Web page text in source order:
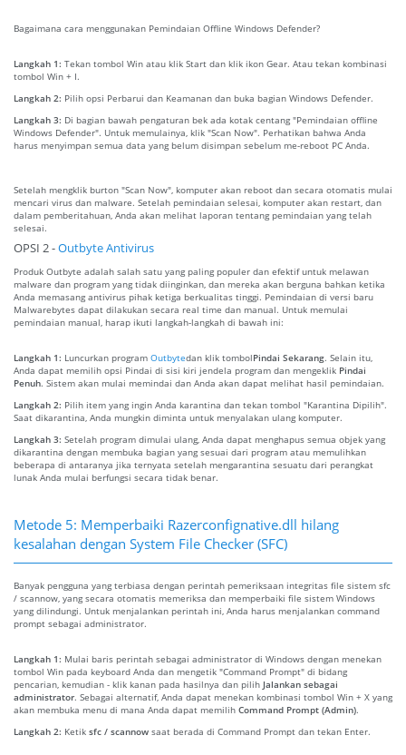
Bagaimana cara menggunakan Pemindaian Offline Windows Defender?
Langkah 1: Tekan tombol Win atau klik Start dan klik ikon Gear. Atau tekan kombinasi
tombol Win + I.
Langkah 2: Pilih opsi Perbarui dan Keamanan dan buka bagian Windows Defender.
Langkah 3: Di bagian bawah pengaturan bek ada kotak centang "Pemindaian offline
Windows Defender". Untuk memulainya, klik "Scan Now". Perhatikan bahwa Anda
harus menyimpan semua data yang belum disimpan sebelum me-reboot PC Anda.
Setelah mengklik burton "Scan Now", komputer akan reboot dan secara otomatis mulai
mencari virus dan malware. Setelah pemindaian selesai, komputer akan restart, dan
dalam pemberitahuan, Anda akan melihat laporan tentang pemindaian yang telah
selesai.
OPSI 2 -Outbyte Antivirus
Produk Outbyte adalah salah satu yang paling populer dan efektif untuk melawan
malware dan program yang tidak diinginkan, dan mereka akan berguna bahkan ketika
Anda memasang antivirus pihak ketiga berkualitas tinggi. Pemindaian di versi baru
Malwarebytes dapat dilakukan secara real time dan manual. Untuk memulai
pemindaian manual, harap ikuti langkah-langkah di bawah ini:
Langkah 1: Luncurkan program Outbytedan klik tombolPindai Sekarang. Selain itu,
Anda dapat memilih opsi Pindai di sisi kiri jendela program dan mengeklik Pindai
Penuh. Sistem akan mulai memindai dan Anda akan dapat melihat hasil pemindaian.
Langkah 2: Pilih item yang ingin Anda karantina dan tekan tombol "Karantina Dipilih".
Saat dikarantina, Anda mungkin diminta untuk menyalakan ulang komputer.
Langkah 3: Setelah program dimulai ulang, Anda dapat menghapus semua objek yang
dikarantina dengan membuka bagian yang sesuai dari program atau memulihkan
beberapa di antaranya jika ternyata setelah mengarantina sesuatu dari perangkat
lunak Anda mulai berfungsi secara tidak benar.
Metode 5: Memperbaiki Razerconfignative.dll hilang
kesalahan dengan System File Checker (SFC)
Banyak pengguna yang terbiasa dengan perintah pemeriksaan integritas file sistem sfc
/ scannow, yang secara otomatis memeriksa dan memperbaiki file sistem Windows
yang dilindungi. Untuk menjalankan perintah ini, Anda harus menjalankan command
prompt sebagai administrator.
Langkah 1: Mulai baris perintah sebagai administrator di Windows dengan menekan
tombol Win pada keyboard Anda dan mengetik "Command Prompt" di bidang
pencarian, kemudian - klik kanan pada hasilnya dan pilih Jalankan sebagai
administrator. Sebagai alternatif, Anda dapat menekan kombinasi tombol Win + X yang
akan membuka menu di mana Anda dapat memilih Command Prompt (Admin).
Langkah 2: Ketik sfc / scannow saat berada di Command Prompt dan tekan Enter.